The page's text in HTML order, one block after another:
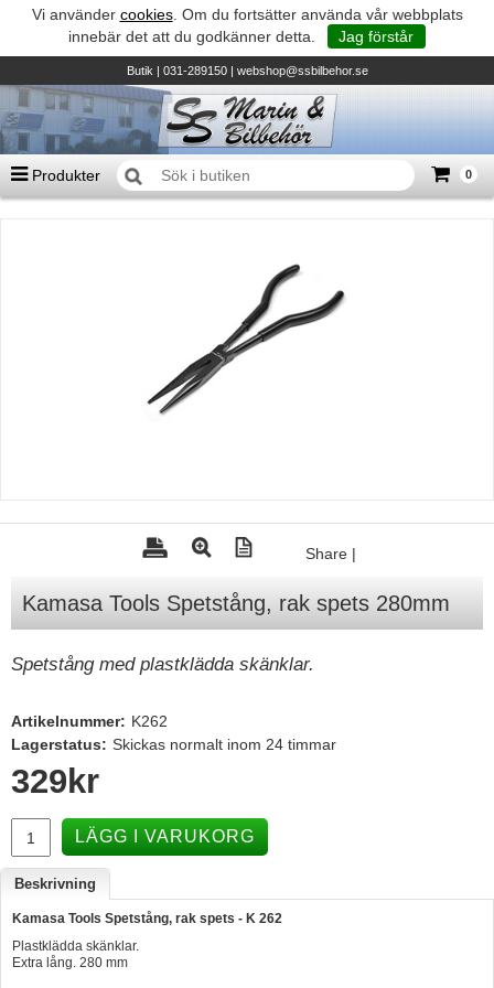
Vi använder cookies. Om du fortsätter använda vår webbplats
innebär det att du godkänner detta.
Jag förstår
Butik| 031-289150 | webshop@ssbilbehor.se
Produkter 0
TILL KASSAN
Suzumar - Gummibåtar
Honda - Utombordare
Tohatsu - Utombordare
TK Trailer
Yanmar Servicedelar
Yamaha Servicedelar
Mercury Servicedelar
Garmin
Lowrance
Humminbird
B&G
Share |
Kamasa Tools Spetstång, rak spets 280mm
Spetstång med plastklädda skänklar.
Artikelnummer: K262
Lagerstatus: Skickas normalt inom 24 timmar
329 kr
LÄGG I VARUKORG
Beskrivning
Kamasa Tools Spetstång, rak spets - K 262
Plastklädda skänklar.
Extra lång. 280 mm